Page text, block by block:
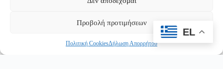
Προβολή προτιμήσεων
Πολιτική CookiesΔήλωση Απορρήτου
EL